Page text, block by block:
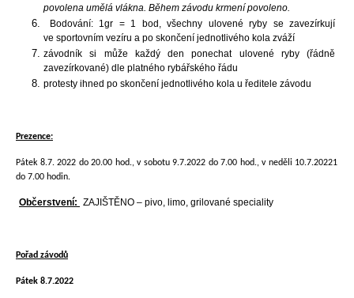
povolena umělá vlákna. Během závodu krmení povoleno.
Bodování: 1gr = 1 bod, všechny ulovené ryby se zavezírkují
ve sportovním vezíru a po skončení jednotlivého kola zváží
závodník si může každý den ponechat ulovené ryby (řádně
zavezírkované) dle platného rybářského řádu
protesty ihned po skončení jednotlivého kola u ředitele závodu
Prezence:
Pátek 8.7. 2022 do 20.00 hod., v sobotu 9.7.2022 do 7.00 hod., v neděli 10.7.20221
do 7.00 hodin.
Občerstvení: ZAJIŠTĚNO – pivo, limo, grilované speciality
Pořad závodů
Pátek 8.7.2022